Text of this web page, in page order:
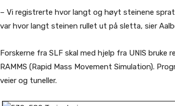
– Vi registrerte hvor langt og høyt steinene
var hvor langt steinen rullet ut på sletta, sier
Forskerne fra SLF skal med hjelp fra UNIS
RAMMS (Rapid Mass Movement Simulation).
veier og tuneller.